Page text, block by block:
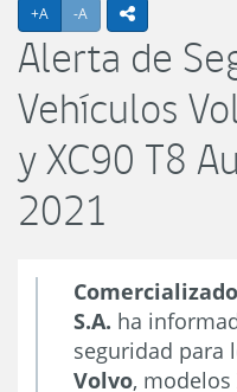
+A Agrandar texto
-A Achicar textoicono
Alerta de
Vehículos
y XC90 T8
2021
S.A. ha
seguridad para
Volvo, modelos